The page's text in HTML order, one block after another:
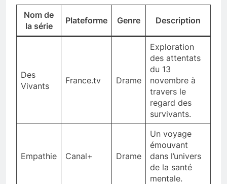
Nom de
la série
Plateforme Genre Description
Des
Vivants
France.tv Drame
Exploration
des attentats
du 13
novembre à
travers le
regard des
survivants.
Empathie Canal+ Drame
Un voyage
émouvant
dans l’univers
de la santé
mentale.